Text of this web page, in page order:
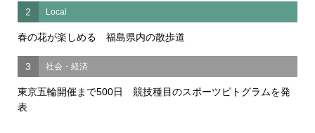
2 Local
春の花が楽しめる 福島県内の散歩道
3 社会・経済
東京五輪開催まで500日 競技種目のスポーツピトグラムを発
表